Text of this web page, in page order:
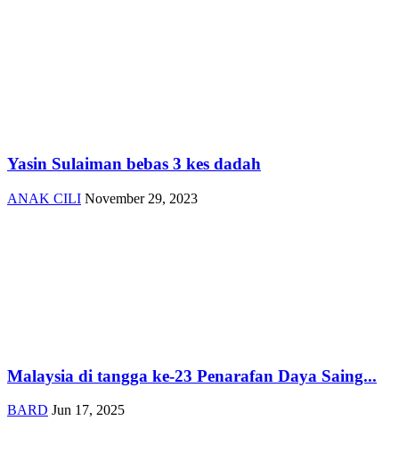
Yasin Sulaiman bebas 3 kes dadah
ANAK CILI November 29, 2023
Malaysia di tangga ke-23 Penarafan Daya Saing...
BARD Jun 17, 2025